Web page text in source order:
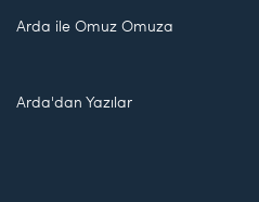
Arda ile Omuz Omuza
Arda'dan Yazılar